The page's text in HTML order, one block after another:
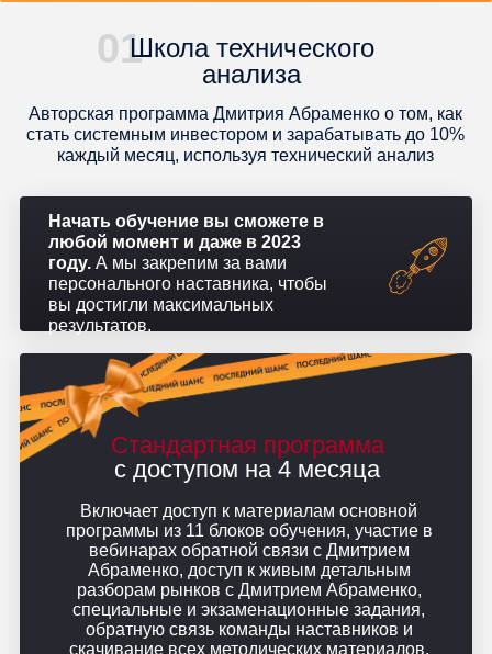
01Школа технического
анализа
Авторская программа Дмитрия Абраменко о том, как
стать системным инвестором и зарабатывать до 10%
каждый месяц, используя технический анализ
Начать обучение вы сможете в
любой момент и даже в 2023
году. А мы закрепим за вами
персонального наставника, чтобы
вы достигли максимальных
результатов.
Стандартная программа
с доступом на 4 месяца
Включает доступ к материалам основной
программы из 11 блоков обучения, участие в
вебинарах обратной связи с Дмитрием
Абраменко, доступ к живым детальным
разборам рынков с Дмитрием Абраменко,
специальные и экзаменационные задания,
обратную связь команды наставников и
скачивание всех методических материалов.